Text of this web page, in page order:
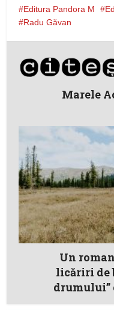
Editura Pandora M
Radu Găvan
Marele
Un
licăriri de
drumului”